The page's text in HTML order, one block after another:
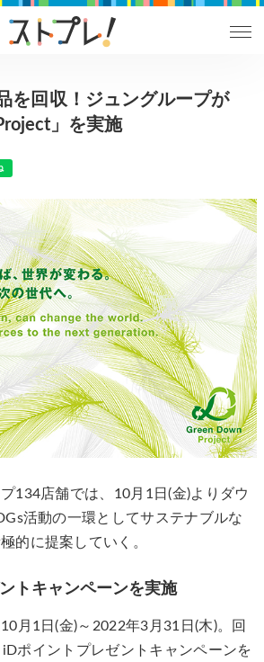
を回収！ジュングループが
」を実施
134店舗では、10月1日(金)よりダウ
活動の一環としてサステナブルな
的に提案していく。
トキャンペーンを実施
月1日(金)～2022年3月31日(木)。回
ポイントプレゼントキャンペーンを